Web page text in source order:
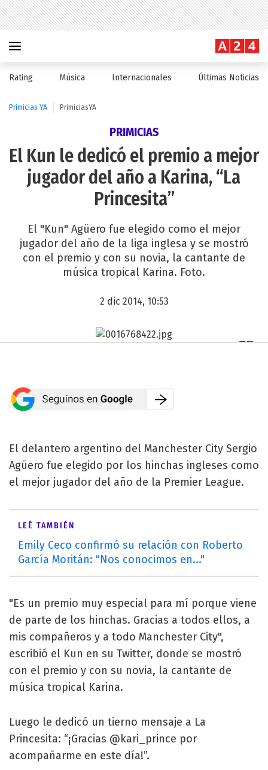
Rating Música Internacionales Últimas Noticias
Primicias YA PrimiciasYA
PRIMICIAS
El Kun le dedicó el premio a mejor
jugador del año a Karina, “La
Princesita”
El "Kun" Agüero fue elegido como el mejor
jugador del año de la liga inglesa y se mostró
con el premio y con su novia, la cantante de
música tropical Karina. Foto.
2 dic 2014, 10:53
El delantero argentino del Manchester City Sergio
Agüero fue elegido por los hinchas ingleses como
el mejor jugador del año de la Premier League.
LEÉ TAMBIÉN
Emily Ceco confirmó su relación con Roberto
García Moritán: "Nos conocimos en..."
"Es un premio muy especial para mí porque viene
de parte de los hinchas. Gracias a todos ellos, a
mis compañeros y a todo Manchester City",
escribió el Kun en su Twitter, donde se mostró
con el premio y con su novia, la cantante de
música tropical Karina.
Luego le dedicó un tierno mensaje a La
Princesita: “¡Gracias @kari_prince por
acompañarme en este día!”.